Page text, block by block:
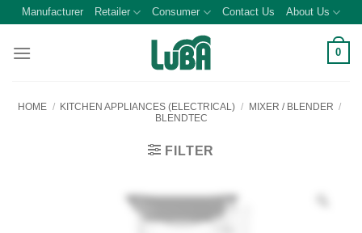
Skip
content
Manufacturer Retailer Consumer Contact Us About Us
0
HOME / KITCHEN APPLIANCES (ELECTRICAL) / MIXER / BLENDER /
BLENDTEC
FILTER